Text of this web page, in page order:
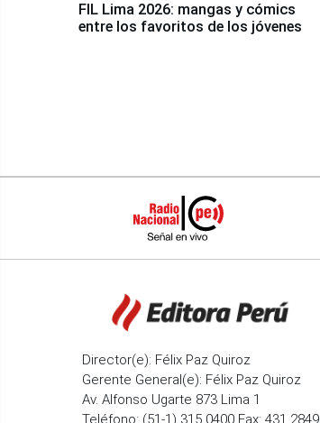
FIL Lima 2026: mangas y cómics
entre los favoritos de los jóvenes
Director(e): Félix Paz Quiroz
Gerente General(e): Félix Paz Quiroz
Av. Alfonso Ugarte 873 Lima 1
Teléfono: (51-1) 315 0400 Fax: 431 2849